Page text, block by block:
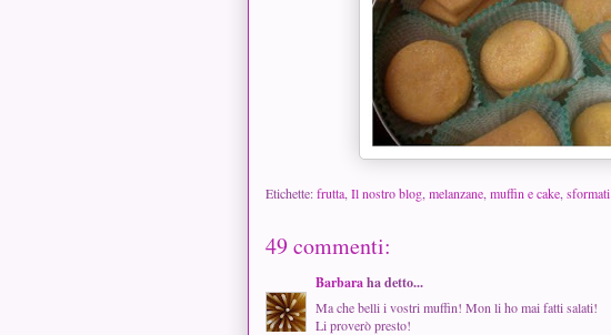
Etichette:frutta, Il nostro blog, melanzane, muffin e cake, sformati
49 commenti:
Barbaraha detto...
Ma che belli i vostri muffin! Mon li ho mai fatti salati!
Li proverò presto!